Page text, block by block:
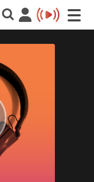
Toggle